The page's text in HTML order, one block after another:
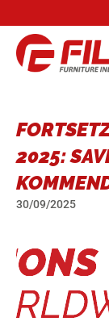
2025:
30/09/2025